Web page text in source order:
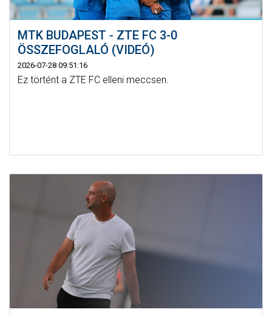
MTK BUDAPEST - ZTE FC 3-0
ÖSSZEFOGLALÓ (VIDEÓ)
2026-07-28 09:51:16
Ez történt a ZTE FC elleni meccsen.